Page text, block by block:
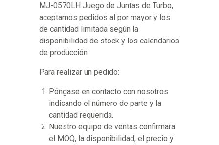
MJ-0570LH Juego de Juntas de Turbo,
aceptamos pedidos al por mayor y los
de cantidad limitada según la
disponibilidad de stock y los calendarios
de producción.
Para realizar un pedido:
Póngase en contacto con nosotros
indicando el número de parte y la
cantidad requerida.
Nuestro equipo de ventas confirmará
el MOQ, la disponibilidad, el precio y